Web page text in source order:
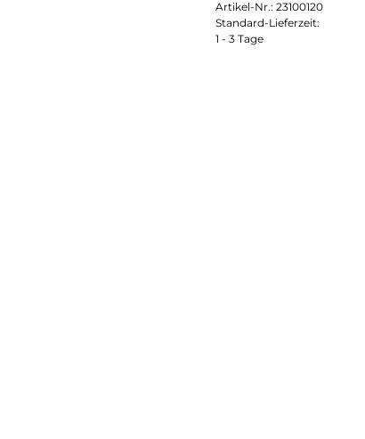
Artikel-Nr.: 23100120
Standard-Lieferzeit:
1 - 3 Tage